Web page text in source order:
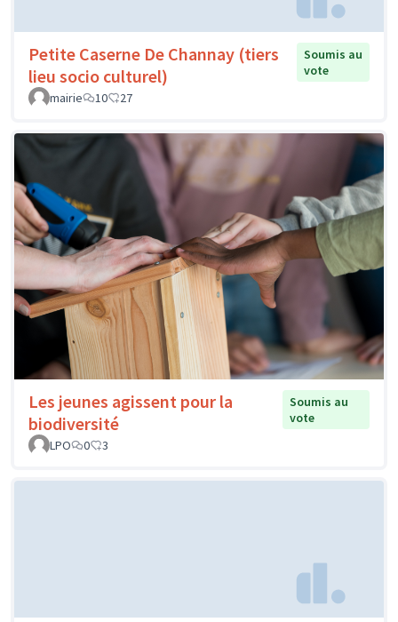
Petite Caserne De Channay (tiers
lieu socio culturel)
Soumis au
vote
mairie
10 27
Les jeunes agissent pour la
biodiversité
Soumis au
vote
LPO
0 3